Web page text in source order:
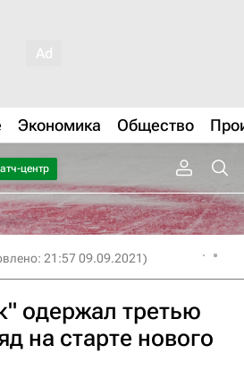
Экономика Общество
центр
21:57 09.09.2021)
одержал третью
на старте нового